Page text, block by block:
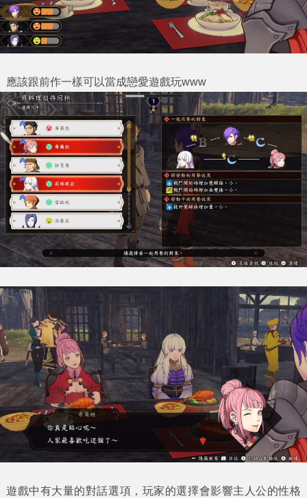
應該跟前作一樣可以當成戀愛遊戲玩www
遊戲中有大量的對話選項，玩家的選擇會影響主人公的性格